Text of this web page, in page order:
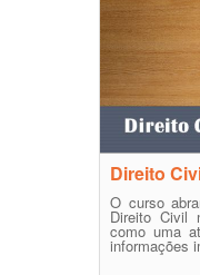
Direito
O curso
Direito Civil
como uma
informações